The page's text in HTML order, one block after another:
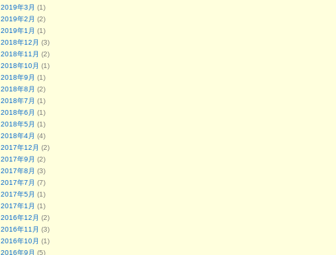
2019年3月 (1)
2019年2月 (2)
2019年1月 (1)
2018年12月 (3)
2018年11月 (2)
2018年10月 (1)
2018年9月 (1)
2018年8月 (2)
2018年7月 (1)
2018年6月 (1)
2018年5月 (1)
2018年4月 (4)
2017年12月 (2)
2017年9月 (2)
2017年8月 (3)
2017年7月 (7)
2017年5月 (1)
2017年1月 (1)
2016年12月 (2)
2016年11月 (3)
2016年10月 (1)
2016年9月 (5)